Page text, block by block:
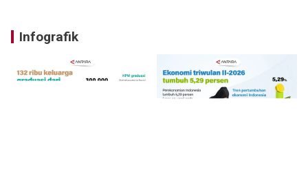
Infografik